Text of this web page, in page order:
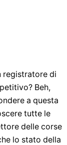
registratore di
Beh,
a questa
tutte le
delle corse
lo stato della